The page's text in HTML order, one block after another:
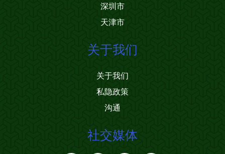
深圳市
天津市
关于我们
关于我们
私隐政策
沟通
社交媒体